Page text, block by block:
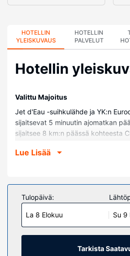
HOTELLIN
YLEISKUVAUS
HOTELLIN
PALVELUT
Hotellin
Valittu Majoitus
Jet d'Eau -suihkulähde ja YK:n
sijaitsevat 5 minuutin ajomatkan
sijaitsee 8 km:n päässä kohteesta
Huoneet
Palveluihin kuuluu ilmainen
Lue Lisää
Tulopäivä:
La 8 Elokuu Su 9
Tarkista